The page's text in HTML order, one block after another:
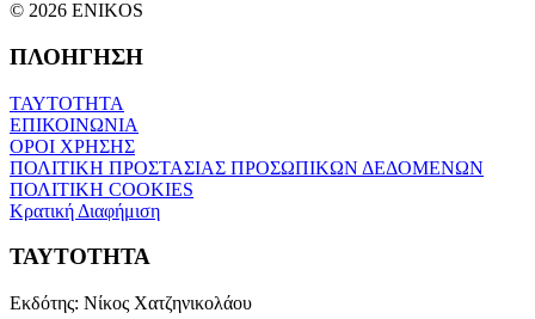
© 2026 ENIKOS
ΠΛΟΗΓΗΣΗ
ΤΑΥΤΟΤΗΤΑ
ΕΠΙΚΟΙΝΩΝΙΑ
ΟΡΟΙ ΧΡΗΣΗΣ
ΠΟΛΙΤΙΚΗ ΠΡΟΣΤΑΣΙΑΣ ΠΡΟΣΩΠΙΚΩΝ ΔΕΔΟΜΕΝΩΝ
ΠΟΛΙΤΙΚΗ COOKIES
Κρατική Διαφήμιση
ΤΑΥΤΟΤΗΤΑ
Εκδότης: Νίκος Χατζηνικολάου